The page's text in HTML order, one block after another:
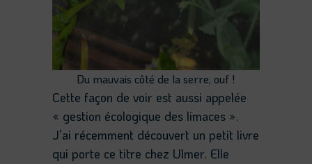
Du mauvais côté de la serre, ouf !
Cette façon de voir est aussi appelée
« gestion écologique des limaces ».
J’ai récemment découvert un petit livre
qui porte ce titre chez Ulmer. Elle